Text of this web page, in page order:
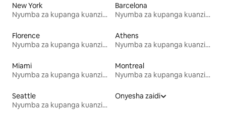
New York
Nyumba za kupanga kuanzia mwezi mmoja
Barcelona
Nyumba za kupanga kuanzia mwezi mmoja
Florence
Nyumba za kupanga kuanzia mwezi mmoja
Athens
Nyumba za kupanga kuanzia mwezi mmoja
Miami
Nyumba za kupanga kuanzia mwezi mmoja
Montreal
Nyumba za kupanga kuanzia mwezi mmoja
Seattle
Nyumba za kupanga kuanzia mwezi mmoja
Onyesha zaidi